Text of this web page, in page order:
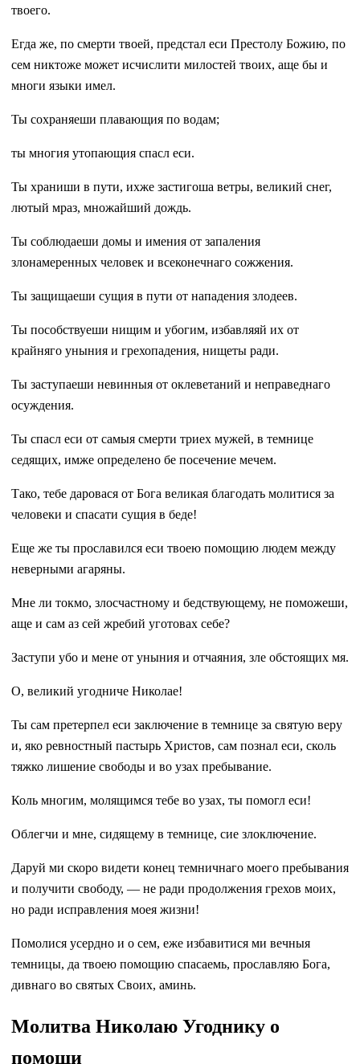
твоего.
Егда же, по смерти твоей, предстал еси Престолу Божию, по
сем никтоже может исчислити милостей твоих, аще бы и
многи языки имел.
Ты сохраняеши плавающия по водам;
ты многия утопающия спасл еси.
Ты храниши в пути, ихже застигоша ветры, великий снег,
лютый мраз, множайший дождь.
Ты соблюдаеши домы и имения от запаления
злонамеренных человек и всеконечнаго сожжения.
Ты защищаеши сущия в пути от нападения злодеев.
Ты пособствуеши нищим и убогим, избавляяй их от
крайняго уныния и грехопадения, нищеты ради.
Ты заступаеши невинныя от оклеветаний и неправеднаго
осуждения.
Ты спасл еси от самыя смерти триех мужей, в темнице
седящих, имже определено бе посечение мечем.
Тако, тебе даровася от Бога великая благодать молитися за
человеки и спасати сущия в беде!
Еще же ты прославился еси твоею помощию людем между
неверными агаряны.
Мне ли токмо, злосчастному и бедствующему, не поможеши,
аще и сам аз сей жребий уготовах себе?
Заступи убо и мене от уныния и отчаяния, зле обстоящих мя.
О, великий угодниче Николае!
Ты сам претерпел еси заключение в темнице за святую веру
и, яко ревностный пастырь Христов, сам познал еси, сколь
тяжко лишение свободы и во узах пребывание.
Коль многим, молящимся тебе во узах, ты помогл еси!
Облегчи и мне, сидящему в темнице, сие злоключение.
Даруй ми скоро видети конец темничнаго моего пребывания
и получити свободу, — не ради продолжения грехов моих,
но ради исправления моея жизни!
Помолися усердно и о сем, еже избавитися ми вечныя
темницы, да твоею помощию спасаемь, прославляю Бога,
дивнаго во святых Своих, аминь.
Молитва Николаю Угоднику о
помощи